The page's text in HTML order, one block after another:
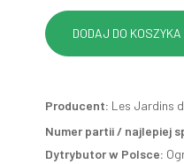
Producent: Les Jardins
Numer partii / najlepiej
Dytrybutor w Polsce: